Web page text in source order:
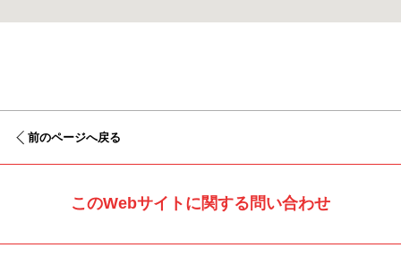
前のページへ戻る
このWebサイトに関する問い合わせ